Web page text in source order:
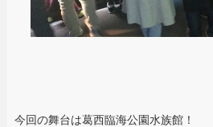
今回の舞台は葛西臨海公園水族館！